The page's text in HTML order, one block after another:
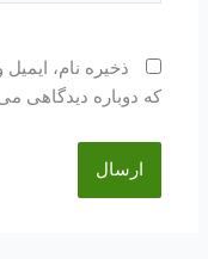
ذخیره نام،
که دوباره دیدگاهی